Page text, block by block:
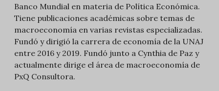
Banco Mundial en materia de Política Económica.
Tiene publicaciones académicas sobre temas de
macroeconomía en varias revistas especializadas.
Fundó y dirigió la carrera de economía de la UNAJ
entre 2016 y 2019. Fundó junto a Cynthia de Paz y
actualmente dirige el área de macroeconomía de
PxQ Consultora.